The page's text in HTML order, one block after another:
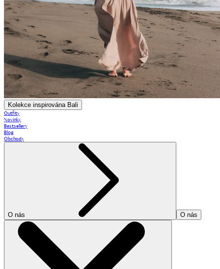
Kolekce inspirována Bali
Outfity
Novinky
Bestsellery
Blog
Obchody
O nás O nás